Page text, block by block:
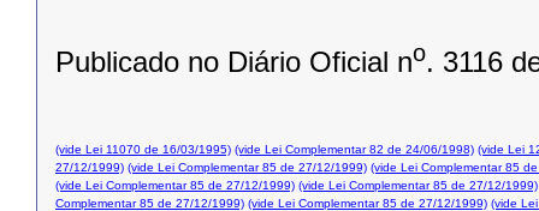
Publicado no Diário Oficial no. 3116
(vide Lei 11070 de 16/03/1995) (vide Lei Complementar 82 de 24/06/1998) (vide Lei
27/12/1999) (vide Lei Complementar 85 de 27/12/1999) (vide Lei Complementar 85
(vide Lei Complementar 85 de 27/12/1999) (vide Lei Complementar 85 de 27/12/1999)
Complementar 85 de 27/12/1999) (vide Lei Complementar 85 de 27/12/1999) (vide